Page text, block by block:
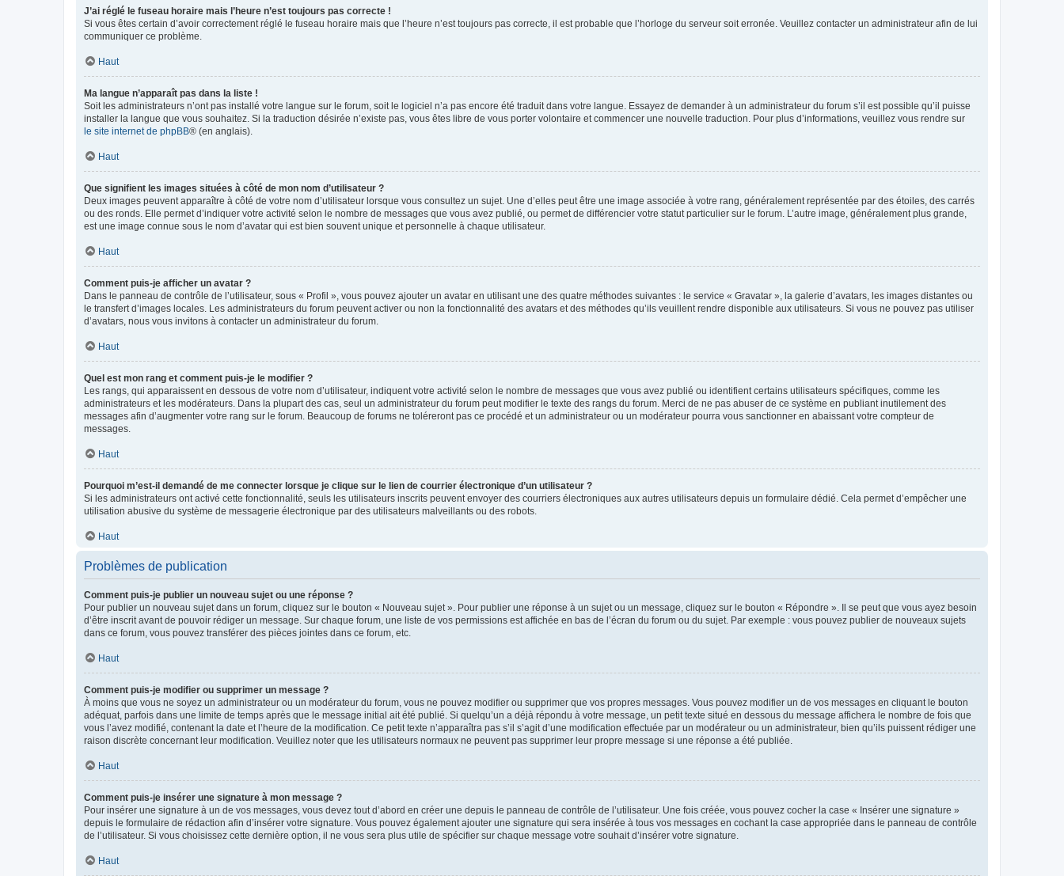
J’ai réglé le fuseau horaire mais l’heure n’est toujours pas correcte !
Si vous êtes certain d’avoir correctement réglé le fuseau horaire mais que l’heure n’est toujours pas correcte, il est probable que l’horloge du serveur soit erronée. Veuillez contacter un administrateur afin de lui
communiquer ce problème.
Haut
Ma langue n’apparaît pas dans la liste !
Soit les administrateurs n’ont pas installé votre langue sur le forum, soit le logiciel n’a pas encore été traduit dans votre langue. Essayez de demander à un administrateur du forum s’il est possible qu’il puisse
installer la langue que vous souhaitez. Si la traduction désirée n’existe pas, vous êtes libre de vous porter volontaire et commencer une nouvelle traduction. Pour plus d’informations, veuillez vous rendre sur
le site internet de phpBB® (en anglais).
Haut
Que signifient les images situées à côté de mon nom d’utilisateur ?
Deux images peuvent apparaître à côté de votre nom d’utilisateur lorsque vous consultez un sujet. Une d’elles peut être une image associée à votre rang, généralement représentée par des étoiles, des carrés
ou des ronds. Elle permet d’indiquer votre activité selon le nombre de messages que vous avez publié, ou permet de différencier votre statut particulier sur le forum. L’autre image, généralement plus grande,
est une image connue sous le nom d’avatar qui est bien souvent unique et personnelle à chaque utilisateur.
Haut
Comment puis-je afficher un avatar ?
Dans le panneau de contrôle de l’utilisateur, sous « Profil », vous pouvez ajouter un avatar en utilisant une des quatre méthodes suivantes : le service « Gravatar », la galerie d’avatars, les images distantes ou
le transfert d’images locales. Les administrateurs du forum peuvent activer ou non la fonctionnalité des avatars et des méthodes qu’ils veuillent rendre disponible aux utilisateurs. Si vous ne pouvez pas utiliser
d’avatars, nous vous invitons à contacter un administrateur du forum.
Haut
Quel est mon rang et comment puis-je le modifier ?
Les rangs, qui apparaissent en dessous de votre nom d’utilisateur, indiquent votre activité selon le nombre de messages que vous avez publié ou identifient certains utilisateurs spécifiques, comme les
administrateurs et les modérateurs. Dans la plupart des cas, seul un administrateur du forum peut modifier le texte des rangs du forum. Merci de ne pas abuser de ce système en publiant inutilement des
messages afin d’augmenter votre rang sur le forum. Beaucoup de forums ne toléreront pas ce procédé et un administrateur ou un modérateur pourra vous sanctionner en abaissant votre compteur de
messages.
Haut
Pourquoi m’est-il demandé de me connecter lorsque je clique sur le lien de courrier électronique d’un utilisateur ?
Si les administrateurs ont activé cette fonctionnalité, seuls les utilisateurs inscrits peuvent envoyer des courriers électroniques aux autres utilisateurs depuis un formulaire dédié. Cela permet d’empêcher une
utilisation abusive du système de messagerie électronique par des utilisateurs malveillants ou des robots.
Haut
Problèmes de publication
Comment puis-je publier un nouveau sujet ou une réponse ?
Pour publier un nouveau sujet dans un forum, cliquez sur le bouton « Nouveau sujet ». Pour publier une réponse à un sujet ou un message, cliquez sur le bouton « Répondre ». Il se peut que vous ayez besoin
d’être inscrit avant de pouvoir rédiger un message. Sur chaque forum, une liste de vos permissions est affichée en bas de l’écran du forum ou du sujet. Par exemple : vous pouvez publier de nouveaux sujets
dans ce forum, vous pouvez transférer des pièces jointes dans ce forum, etc.
Haut
Comment puis-je modifier ou supprimer un message ?
À moins que vous ne soyez un administrateur ou un modérateur du forum, vous ne pouvez modifier ou supprimer que vos propres messages. Vous pouvez modifier un de vos messages en cliquant le bouton
adéquat, parfois dans une limite de temps après que le message initial ait été publié. Si quelqu’un a déjà répondu à votre message, un petit texte situé en dessous du message affichera le nombre de fois que
vous l’avez modifié, contenant la date et l’heure de la modification. Ce petit texte n’apparaîtra pas s’il s’agit d’une modification effectuée par un modérateur ou un administrateur, bien qu’ils puissent rédiger une
raison discrète concernant leur modification. Veuillez noter que les utilisateurs normaux ne peuvent pas supprimer leur propre message si une réponse a été publiée.
Haut
Comment puis-je insérer une signature à mon message ?
Pour insérer une signature à un de vos messages, vous devez tout d’abord en créer une depuis le panneau de contrôle de l’utilisateur. Une fois créée, vous pouvez cocher la case « Insérer une signature »
depuis le formulaire de rédaction afin d’insérer votre signature. Vous pouvez également ajouter une signature qui sera insérée à tous vos messages en cochant la case appropriée dans le panneau de contrôle
de l’utilisateur. Si vous choisissez cette dernière option, il ne vous sera plus utile de spécifier sur chaque message votre souhait d’insérer votre signature.
Haut